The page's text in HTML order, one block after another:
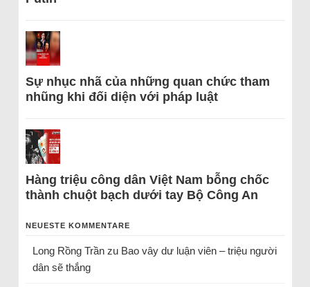
Sự nhục nhã của những quan chức tham
nhũng khi đối diện với pháp luật
Hàng triệu công dân Việt Nam bỗng chốc
thành chuột bạch dưới tay Bộ Công An
NEUESTE KOMMENTARE
Long Rồng Trầnzu Bao vây dư luận viên – triệu người
dân sẽ thắng